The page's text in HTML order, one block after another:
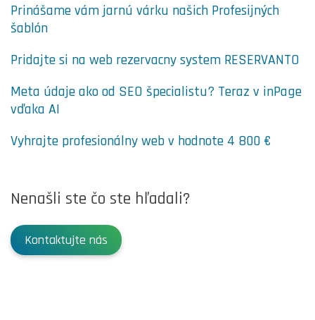
Prinášame vám jarnú várku našich Profesijných
šablón
Pridajte si na web rezervacny system RESERVANTO
Meta údaje ako od SEO špecialistu? Teraz v inPage
vďaka AI
Vyhrajte profesionálny web v hodnote 4 800 €
Nenašli ste čo ste hľadali?
Kontaktujte nás